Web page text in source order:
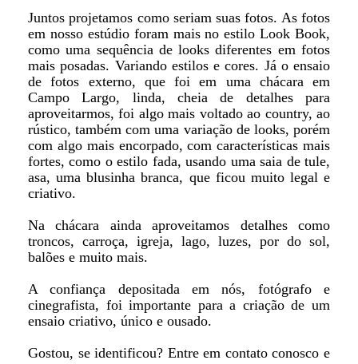
Juntos projetamos como seriam suas fotos. As fotos
em nosso estúdio foram mais no estilo Look Book,
como uma sequência de looks diferentes em fotos
mais posadas. Variando estilos e cores. Já o ensaio
de fotos externo, que foi em uma chácara em
Campo Largo, linda, cheia de detalhes para
aproveitarmos, foi algo mais voltado ao country, ao
rústico, também com uma variação de looks, porém
com algo mais encorpado, com características mais
fortes, como o estilo fada, usando uma saia de tule,
asa, uma blusinha branca, que ficou muito legal e
criativo.
Na chácara ainda aproveitamos detalhes como
troncos, carroça, igreja, lago, luzes, por do sol,
balões e muito mais.
A confiança depositada em nós, fotógrafo e
cinegrafista, foi importante para a criação de um
ensaio criativo, único e ousado.
Gostou, se identificou? Entre em contato conosco e